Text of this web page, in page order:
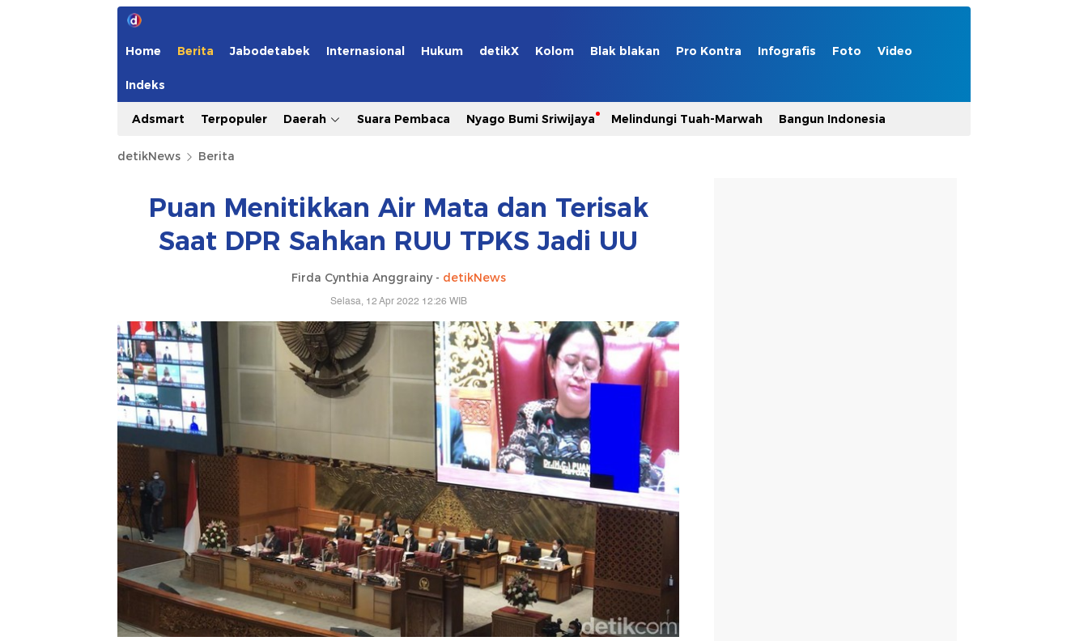
Home Berita Jabodetabek Internasional Hukum detikX Kolom Blak blakan Pro Kontra Infografis Foto Video
Indeks
Adsmart Terpopuler Daerah Suara Pembaca Nyago Bumi Sriwijaya Melindungi Tuah-Marwah Bangun Indonesia
detikNews Berita
Puan Menitikkan Air Mata dan Terisak
Saat DPR Sahkan RUU TPKS Jadi UU
Firda Cynthia Anggrainy - detikNews
Selasa, 12 Apr 2022 12:26 WIB